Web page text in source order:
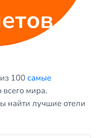
100 самые
всего мира.
найти лучшие отели